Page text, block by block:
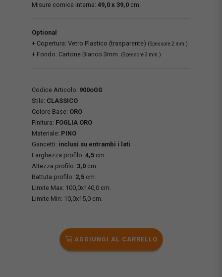
Misure cornice interna: 49,0 x 39,0 cm.
Optional
+ Copertura: Vetro Plastico (trasparente) (Spessore 2 mm.)
+ Fondo: Cartone Bianco 3mm. (Spessore 3 mm.)
Codice Articolo: 900oGG
Stile: CLASSICO
Colore Base: ORO
Finitura: FOGLIA ORO
Materiale: PINO
Gancetti: inclusi su entrambi i lati
Larghezza profilo: 4,5 cm.
Altezza profilo: 3,0 cm.
Battuta profilo: 2,5 cm.
Limite Max: 100,0x140,0 cm.
Limite Min: 10,0x15,0 cm.
AGGIUNGI AL CARRELLO